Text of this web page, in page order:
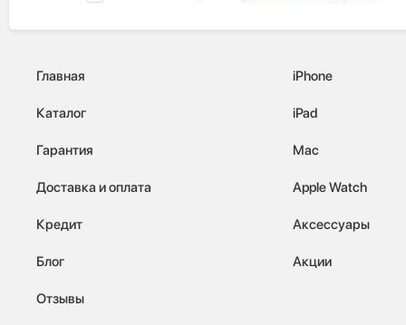
Главная
Каталог
Гарантия
Доставка и оплата
Кредит
Блог
Отзывы
iPhone
iPad
Mac
Apple Watch
Аксессуары
Акции